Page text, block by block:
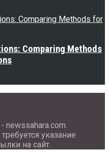
Comparing Methods
указание
на сайт.